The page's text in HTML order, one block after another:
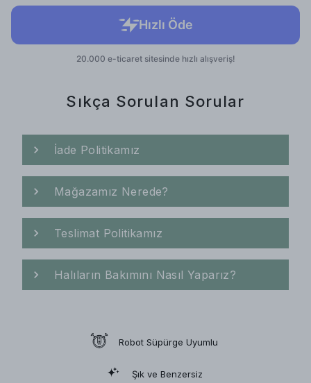
Sıkça Sorulan Sorular
İade Politikamız
Mağazamız Nerede?
Teslimat Politikamız
Halıların Bakımını Nasıl Yaparız?
Robot Süpürge Uyumlu
Şık ve Benzersiz